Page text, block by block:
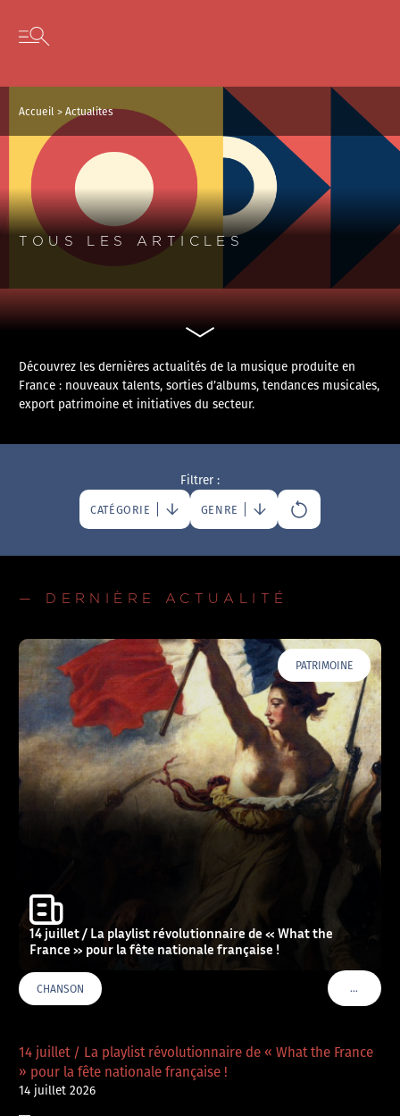
Skip to content
Open secondary menu
Accueil >Actualites
TOUS LES ARTICLES
Découvrez les dernières actualités de la musique produite en
France : nouveaux talents, sorties d’albums, tendances musicales,
export patrimoine et initiatives du secteur.
Filtrer :
CATÉGORIE GENRE
— DERNIÈRE ACTUALITÉ
PATRIMOINE
14 juillet / La playlist révolutionnaire de « What the
France » pour la fête nationale française !
CHANSON …VOIR
14 juillet / La playlist révolutionnaire de « What the France
» pour la fête nationale française !
14 juillet 2026